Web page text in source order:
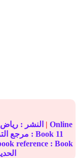
النشر : رياض | Online
translation reference مرجع الترجمة على الإنترنت : Book 11
reference : Book